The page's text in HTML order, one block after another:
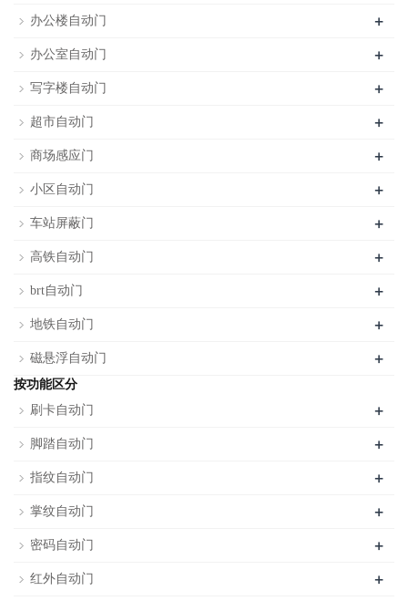
办公楼自动门 +
办公室自动门 +
写字楼自动门 +
超市自动门 +
商场感应门 +
小区自动门 +
车站屏蔽门 +
高铁自动门 +
brt自动门 +
地铁自动门 +
磁悬浮自动门 +
按功能区分
刷卡自动门
+
脚踏自动门 +
指纹自动门 +
掌纹自动门 +
密码自动门 +
红外自动门 +